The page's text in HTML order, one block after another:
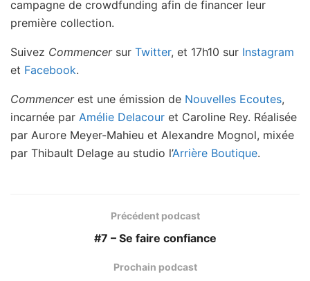
campagne de crowdfunding afin de financer leur
première collection.
Suivez Commencersur Twitter, et 17h10 sur Instagram
et Facebook.
Commencerest une émission de Nouvelles Ecoutes,
incarnée par Amélie Delacour et Caroline Rey. Réalisée
par Aurore Meyer-Mahieu et Alexandre Mognol, mixée
par Thibault Delage au studio l’Arrière Boutique.
Précédent podcast
#7 – Se faire confiance
Prochain podcast